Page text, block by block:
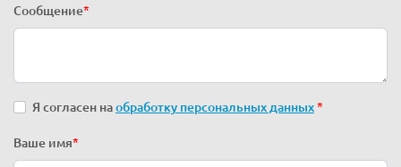
Сообщение*
Я согласен наобработку персональных данных*
Ваше имя*